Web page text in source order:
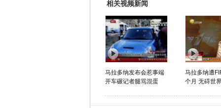
相关视频新闻
马拉多纳发布会惹事端
开车碾记者腿骂混蛋
马拉多纳遭
个月 无碍世